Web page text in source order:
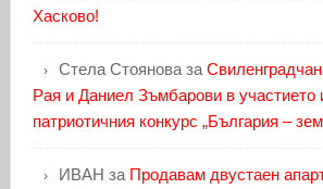
Хасково!
Стела Стояноваза
Рая и Даниел Зъмбарови в участието
патриотичния конкурс „България –
ИВАН за Продавам двустаен